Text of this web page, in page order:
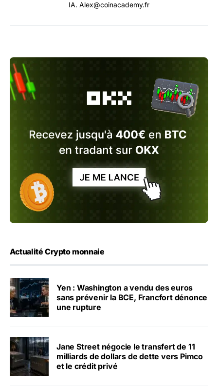
IA. Alex@coinacademy.fr
Actualité Crypto monnaie
Yen : Washington a vendu des euros
sans prévenir la BCE, Francfort dénonce
une rupture
Jane Street négocie le transfert de 11
milliards de dollars de dette vers Pimco
et le crédit privé